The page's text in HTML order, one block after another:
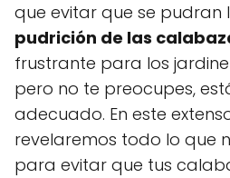
que evitar que se pudran
pudrición de las
frustrante para los
pero no te preocupes,
adecuado. En este
revelaremos todo lo que
para evitar que tus